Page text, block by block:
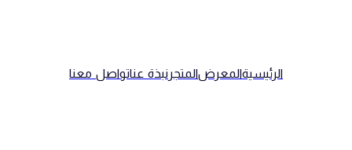
الرئيسيةالمعرضالمتجر نبذة عناتواصل معنا